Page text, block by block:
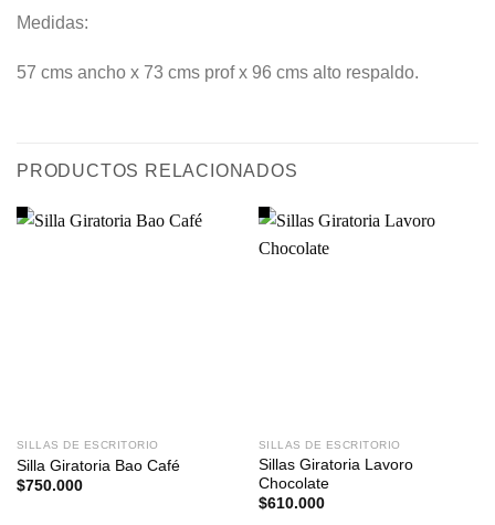
Medidas:
57 cms ancho x 73 cms prof x 96 cms alto respaldo.
PRODUCTOS RELACIONADOS
SILLAS DE ESCRITORIO
Silla Giratoria Bao Café
$750.000
SILLAS DE ESCRITORIO
Sillas Giratoria Lavoro
Chocolate
$610.000